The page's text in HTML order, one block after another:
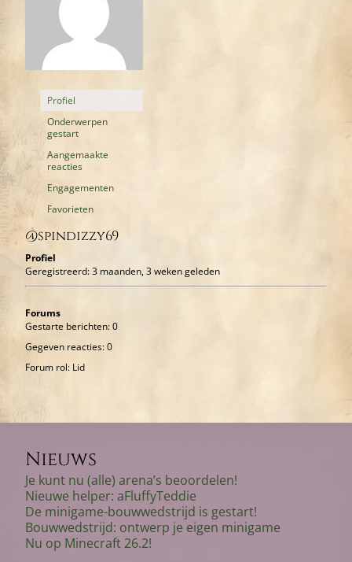
Profiel
Onderwerpen
gestart
Aangemaakte
reacties
Engagementen
Favorieten
@spindizzy69
Profiel
Geregistreerd: 3 maanden, 3 weken geleden
Forums
Gestarte berichten: 0
Gegeven reacties: 0
Forum rol: Lid
Nieuws
Je kunt nu (alle) arena’s beoordelen!
Nieuwe helper: aFluffyTeddie
De minigame-bouwwedstrijd is gestart!
Bouwwedstrijd: ontwerp je eigen minigame
Nu op Minecraft 26.2!